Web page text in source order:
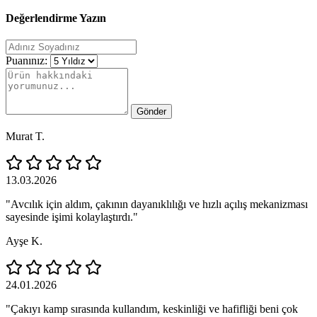
Değerlendirme Yazın
Puanınız:
Gönder
Murat T.
13.03.2026
"Avcılık için aldım, çakının dayanıklılığı ve hızlı açılış mekanizması
sayesinde işimi kolaylaştırdı."
Ayşe K.
24.01.2026
"Çakıyı kamp sırasında kullandım, keskinliği ve hafifliği beni çok